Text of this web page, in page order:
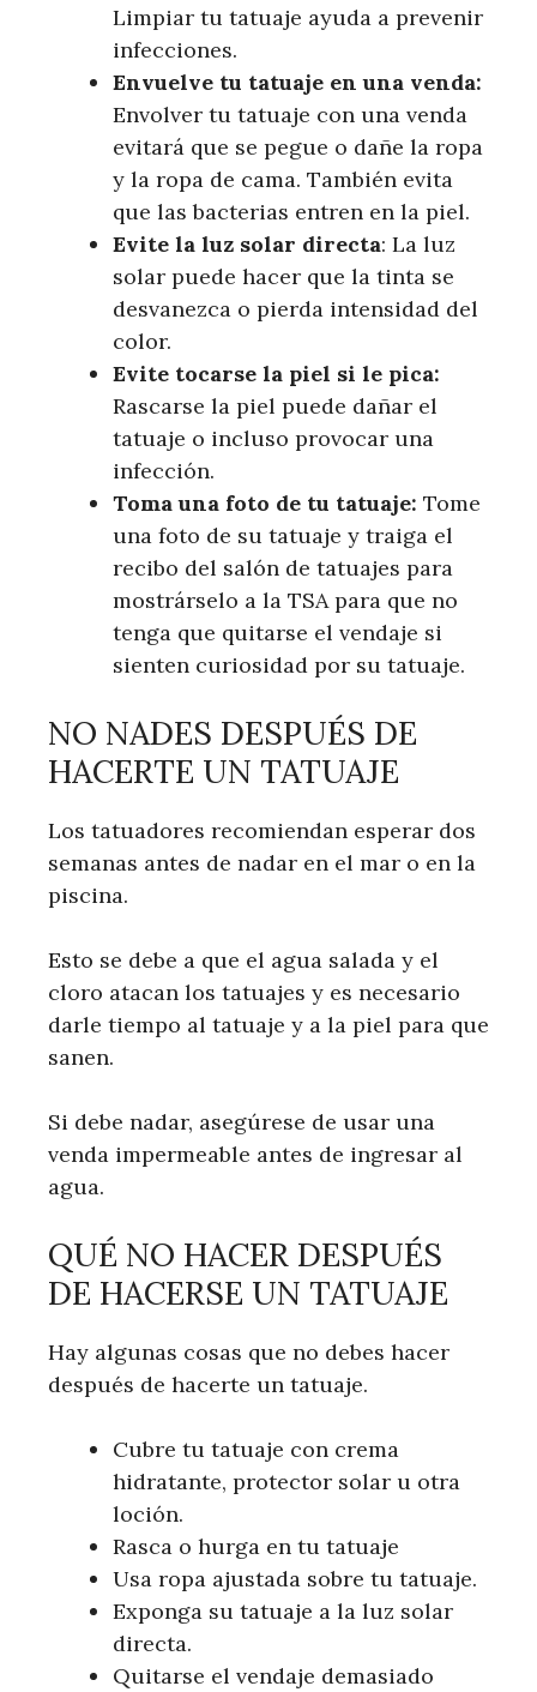
Limpiar tu tatuaje ayuda a prevenir
infecciones.
Envuelve tu tatuaje en una venda:
Envolver tu tatuaje con una venda
evitará que se pegue o dañe la ropa
y la ropa de cama. También evita
que las bacterias entren en la piel.
Evite la luz solar directa: La luz
solar puede hacer que la tinta se
desvanezca o pierda intensidad del
color.
Evite tocarse la piel si le pica:
Rascarse la piel puede dañar el
tatuaje o incluso provocar una
infección.
Toma una foto de tu tatuaje: Tome
una foto de su tatuaje y traiga el
recibo del salón de tatuajes para
mostrárselo a la TSA para que no
tenga que quitarse el vendaje si
sienten curiosidad por su tatuaje.
NO NADES DESPUÉS DE
HACERTE UN TATUAJE
Los tatuadores recomiendan esperar dos
semanas antes de nadar en el mar o en la
piscina.
Esto se debe a que el agua salada y el
cloro atacan los tatuajes y es necesario
darle tiempo al tatuaje y a la piel para que
sanen.
Si debe nadar, asegúrese de usar una
venda impermeable antes de ingresar al
agua.
QUÉ NO HACER DESPUÉS
DE HACERSE UN TATUAJE
Hay algunas cosas que no debes hacer
después de hacerte un tatuaje.
Cubre tu tatuaje con crema
hidratante, protector solar u otra
loción.
Rasca o hurga en tu tatuaje
Usa ropa ajustada sobre tu tatuaje.
Exponga su tatuaje a la luz solar
directa.
Quitarse el vendaje demasiado